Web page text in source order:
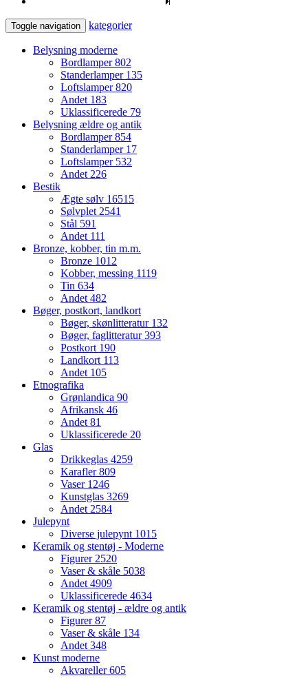
Toggle navigation kategorier
Belysning moderne
Bordlamper802
Standerlamper 135
Loftslamper820
Andet 183
Uklassificerede 79
Belysning ældre og antik
Bordlamper854
Standerlamper 17
Loftslamper 532
Andet 226
Bestik
Ægte sølv 16515
Sølvplet 2541
Stål 591
Andet 111
Bronze, kobber, tin m.m.
Bronze 1012
Kobber, messing 1119
Tin 634
Andet 482
Bøger, postkort, landkort
Bøger, skønlitteratur 132
Bøger, faglitteratur393
Postkort 190
Landkort 113
Andet 105
Etnografika
Grønlandica 90
Afrikansk 46
Andet 81
Uklassificerede 20
Glas
Drikkeglas 4259
Karafler809
Vaser 1246
Kunstglas 3269
Andet 2584
Julepynt
Diverse julepynt 1015
Keramik og stentøj - Moderne
Figurer 2520
Vaser & skåle 5038
Andet 4909
Uklassificerede 4634
Keramik og stentøj - ældre og antik
Figurer87
Vaser & skåle 134
Andet 348
Kunst moderne
Akvareller605